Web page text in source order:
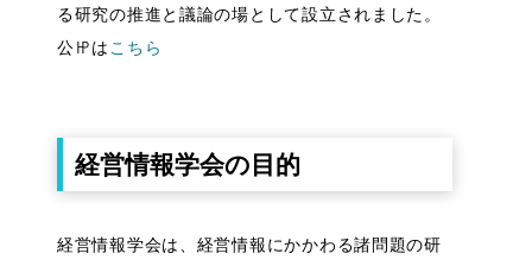
る研究の推進と議論の場として設立されました。
公㏋は こちら
経営情報学会の目的
経営情報学会は、経営情報にかかわる諸問題の研